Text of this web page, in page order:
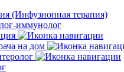
(Инфузионная терапия)
иммунолог
на дом